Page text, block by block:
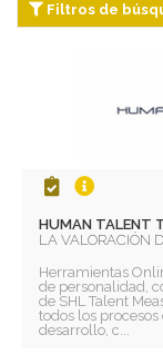
Filtros de
HUMAN TALENT
LA VALORACIÓN
Herramientas
de personalidad,
de SHL Talent
todos los
desarrollo, c...